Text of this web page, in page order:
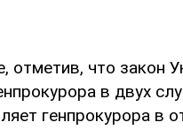
отметив, что закон
в двух
генпрокурора в